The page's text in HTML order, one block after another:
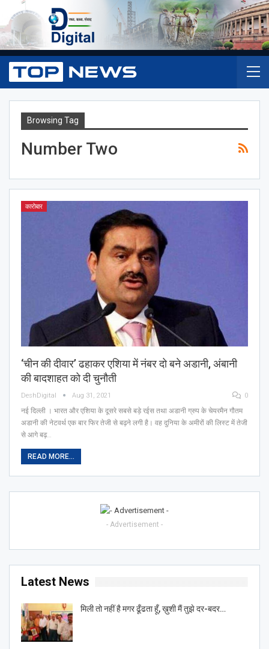
Browsing Tag
Number Two
कारोबार
‘चीन की दीवार’ ढहाकर एशिया में नंबर दो बने अडानी, अंबानी
की बादशाहत को दी चुनौती
DeshDigital Aug 31, 2021 0
नई दिल्ली । भारत और एशिया के दूसरे सबसे बड़े रईस तथा अडानी ग्रुप के चेयरमैन गौतम
अडानी की नेटवर्थ एक बार फिर तेजी से बढ़ने लगी है। वह दुनिया के अमीरों की लिस्ट में तेजी
से आगे बढ़…
READ MORE...
- Advertisement -
Latest News
मिली तो नहीं है मगर ढूँढता हूँ, ख़ुशी मैं तुझे दर-बदर…